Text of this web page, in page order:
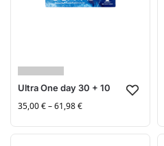
Ultra One day 30 + 10
35,00€–61,98€